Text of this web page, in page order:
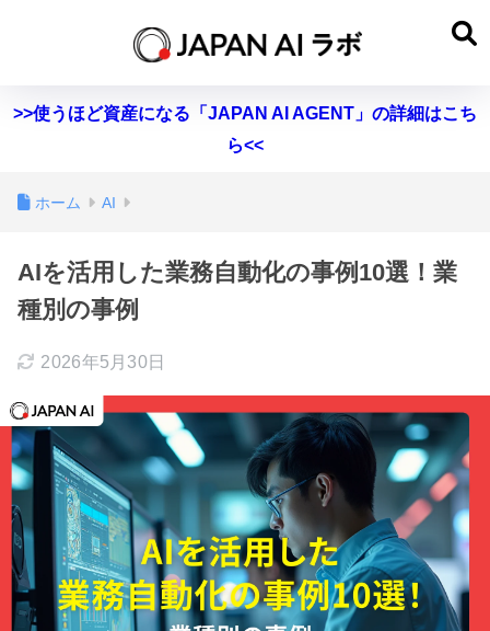
>>使うほど資産になる「JAPAN AI AGENT」の詳細はこち
ら<<
ホーム AI
AIを活用した業務自動化の事例10選！業
種別の事例
2026年5月30日